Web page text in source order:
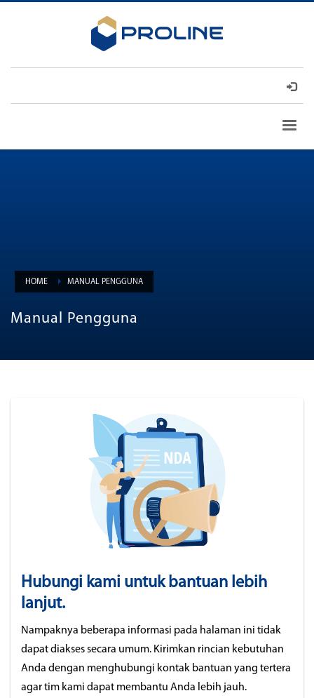
HOME MANUAL PENGGUNA
Manual Pengguna
Hubungi kami untuk bantuan lebih
lanjut.
Nampaknya beberapa informasi pada halaman ini tidak
dapat diakses secara umum. Kirimkan rincian kebutuhan
Anda dengan menghubungi kontak bantuan yang tertera
agar tim kami dapat membantu Anda lebih jauh.